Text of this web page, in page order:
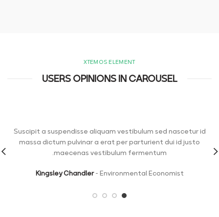
XTEMOS ELEMENT
USERS OPINIONS IN CAROUSEL
Suscipit a suspendisse aliquam vestibulum sed nascetur id
massa dictum pulvinar a erat per parturient dui id justo
maecenas vestibulum fermentum.
Kingsley Chandler Environmental Economist